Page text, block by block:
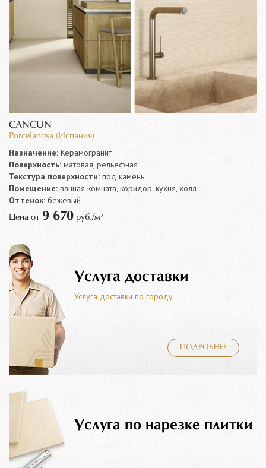
CANCUN
Porcelanosa (Испания)
Назначение: Керамогранит
Поверхность: матовая, рельефная
Текстура поверхности: под камень
Помещение: ванная комната, коридор, кухня, холл
Оттенок: бежевый
Цена от 9 670 руб./м²
Услуга доставки
Услуга доставки по городу
ПОДРОБНЕЕ
Услуга по нарезке плитки